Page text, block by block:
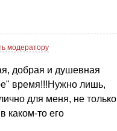
модератору
добрая и душевная
время!!!Нужно лишь,
для меня, не только
каком-то его